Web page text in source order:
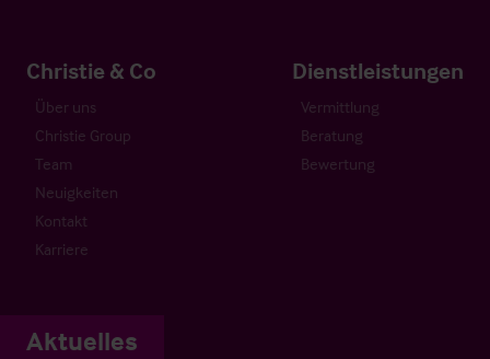
Christie & Co
Über uns
Christie Group
Team
Neuigkeiten
Kontakt
Karriere
Dienstleistungen
Vermittlung
Beratung
Bewertung
Aktuelles